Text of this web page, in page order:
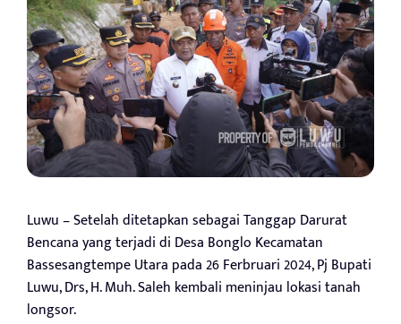
Luwu – Setelah ditetapkan sebagai Tanggap Darurat
Bencana yang terjadi di Desa Bonglo Kecamatan
Bassesangtempe Utara pada 26 Ferbruari 2024, Pj Bupati
Luwu, Drs, H. Muh. Saleh kembali meninjau lokasi tanah
longsor.